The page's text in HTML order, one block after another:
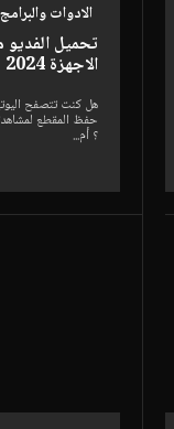
الادوات والبرامج
تحميل
الاجهزة 2024
هل كنت تتصفح
حفظ المقطع
؟ أم...